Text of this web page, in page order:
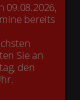
09.08.2026,
bereits
Sie an
den